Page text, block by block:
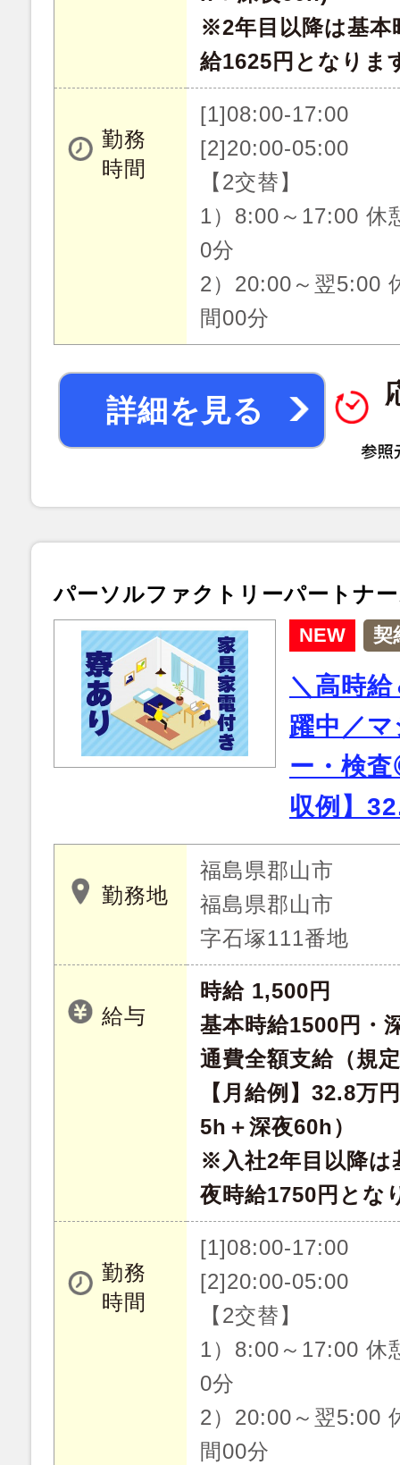
※2年目以降は基本
給1625円となりま
勤務
時間
[1]08:00-17:00
[2]20:00-05:00
【2交替】
1）8:00～17:00 休
0分
2）20:00～翌5:00
間00分
詳細を見る
パーソルファクトリーパートナ
NEW 契
＼高時
躍中／
ー・検
収例】
勤務地
福島県郡山市
福島県郡山市
字石塚111番地
給与
時給 1,500円
基本時給1500円・
通費全額支給（規
【月給例】32.8万
5h＋深夜60h）
※入社2年目以降は
夜時給1750円とな
勤務
時間
[1]08:00-17:00
[2]20:00-05:00
【2交替】
1）8:00～17:00 休
0分
2）20:00～翌5:00
間00分